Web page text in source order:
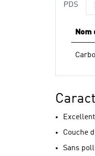
PDS
Nom
Couche
Sans